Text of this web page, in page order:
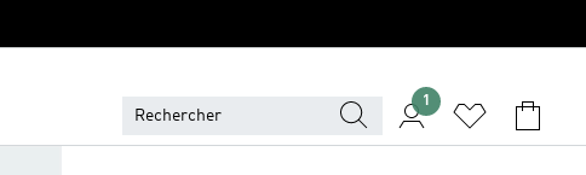
1